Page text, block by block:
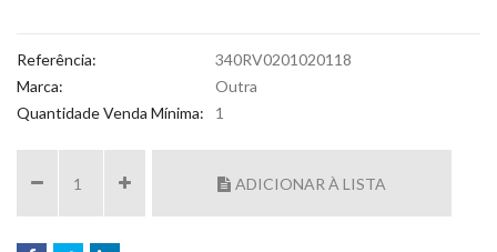
Referência:
340RV0201020118
Marca:
Outra
Quantidade Venda Mínima:
1
ADICIONAR À LISTA